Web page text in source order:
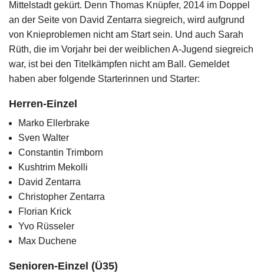
Mittelstadt gekürt. Denn Thomas Knüpfer, 2014 im Doppel
an der Seite von David Zentarra siegreich, wird aufgrund
von Knieproblemen nicht am Start sein. Und auch Sarah
Rüth, die im Vorjahr bei der weiblichen A-Jugend siegreich
war, ist bei den Titelkämpfen nicht am Ball. Gemeldet
haben aber folgende Starterinnen und Starter:
Herren-Einzel
Marko Ellerbrake
Sven Walter
Constantin Trimborn
Kushtrim Mekolli
David Zentarra
Christopher Zentarra
Florian Krick
Yvo Rüsseler
Max Duchene
Senioren-Einzel (Ü35)